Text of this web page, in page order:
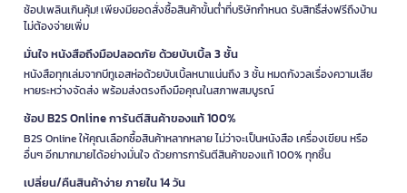
ช้อปเพลินเกินคุ้ม! เพียงมียอดสั่งซื้อสินค้าขั้นต่ำที่บริษัทกำหนด รับสิทธิ์ส่งฟรีถึงบ้าน
ไม่ต้องจ่ายเพิ่ม
มั่นใจ หนังสือถึงมือปลอดภัย ด้วยบับเบิ้ล 3 ชั้น
หนังสือทุกเล่มจากบีทูเอสห่อด้วยบับเบิ้ลหนาแน่นถึง 3 ชั้น หมดกังวลเรื่องความเสีย
หายระหว่างจัดส่ง พร้อมส่งตรงถึงมือคุณในสภาพสมบูรณ์
ช้อป B2S Online การันตีสินค้าของแท้ 100%
B2S Online ให้คุณเลือกซื้อสินค้าหลากหลาย ไม่ว่าจะเป็นหนังสือ เครื่องเขียน หรือ
อื่นๆ อีกมากมายได้อย่างมั่นใจ ด้วยการการันตีสินค้าของแท้ 100% ทุกชิ้น
เปลี่ยน/คืนสินค้าง่าย ภายใน 14 วัน